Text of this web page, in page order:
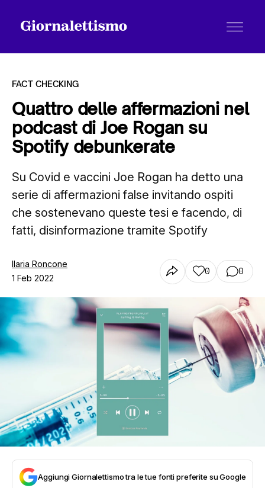
Tutti gli articoli
Chi siamo
Contatti
FACT CHECKING
Quattro delle affermazioni nel
podcast di Joe Rogan su
Spotify debunkerate
Su Covid e vaccini Joe Rogan ha detto una
serie di affermazioni false invitando ospiti
che sostenevano queste tesi e facendo, di
fatti, disinformazione tramite Spotify
Ilaria Roncone
1 Feb 2022
0 0
Aggiungi Giornalettismo tra le tue fonti preferite su Google